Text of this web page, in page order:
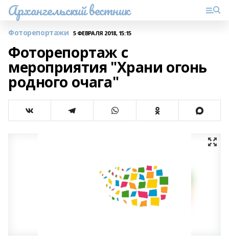
Архангельский вестник
Фоторепортажи 5 ФЕВРАЛЯ 2018, 15:15
Фоторепортаж с
мероприятия "Храни огонь
родного очага"